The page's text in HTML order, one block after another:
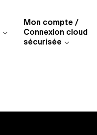
Mon compte /
Connexion cloud
sécurisée